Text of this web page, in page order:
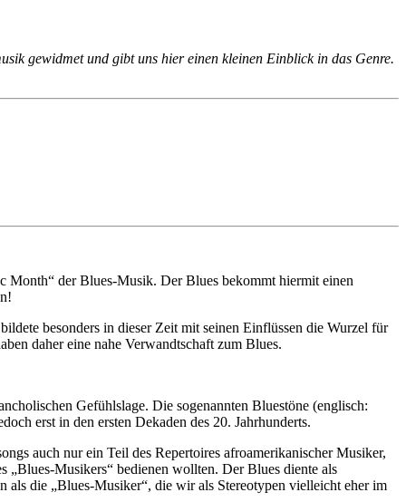
gewidmet und gibt uns hier einen kleinen Einblick in das Genre.
Month“ der Blues-Musik. Der Blues bekommt hiermit einen
besonders in dieser Zeit mit seinen Einflüssen die Wurzel für
daher eine nahe Verwandtschaft zum Blues.
Gefühlslage. Die sogenannten Bluestöne (englisch:
erst in den ersten Dekaden des 20. Jahrhunderts.
auch nur ein Teil des Repertoires afroamerikanischer Musiker,
„Blues-Musikers“ bedienen wollten. Der Blues diente als
als die „Blues-Musiker“, die wir als Stereotypen vielleicht eher im